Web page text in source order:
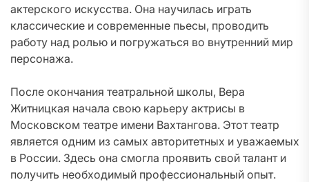
актерского искусства. Она научилась играть
классические и современные пьесы, проводить
работу над ролью и погружаться во внутренний мир
персонажа.
После окончания театральной школы, Вера
Житницкая начала свою карьеру актрисы в
Московском театре имени Вахтангова. Этот театр
является одним из самых авторитетных и уважаемых
в России. Здесь она смогла проявить свой талант и
получить необходимый профессиональный опыт.